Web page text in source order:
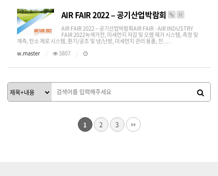
AIR FAIR 2022 – 공기산업박람회 H
AIR FAIR 2022 – 공기산업박람회AIR FAIR - AIR INDUSTRY
FAIR 2022녹색가전, 미세먼지 저감 및 오염 제거 시스템, 측정 및
계측, 탄소 제로 시스템, 환기/공조 및 냉/난방, 미세먼지 관리 용품, 친 . . .
w.master
3807
1 2 3